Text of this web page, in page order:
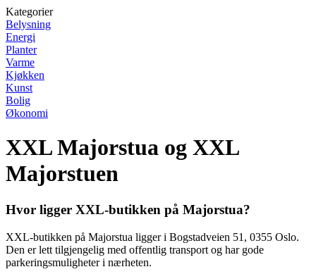
Kategorier
Belysning
Energi
Planter
Varme
Kjøkken
Kunst
Bolig
Økonomi
XXL Majorstua og XXL
Majorstuen
Hvor ligger XXL-butikken på Majorstua?
XXL-butikken på Majorstua ligger i Bogstadveien 51, 0355 Oslo.
Den er lett tilgjengelig med offentlig transport og har gode
parkeringsmuligheter i nærheten.